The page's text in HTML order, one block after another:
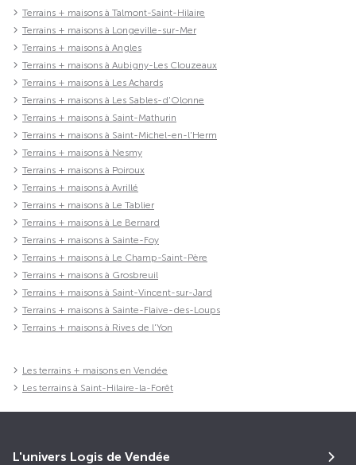
Terrains + maisons à Talmont-Saint-Hilaire
Terrains + maisons à Longeville-sur-Mer
Terrains + maisons à Angles
Terrains + maisons à Aubigny-Les Clouzeaux
Terrains + maisons à Les Achards
Terrains + maisons à Les Sables-d'Olonne
Terrains + maisons à Saint-Mathurin
Terrains + maisons à Saint-Michel-en-l'Herm
Terrains + maisons à Nesmy
Terrains + maisons à Poiroux
Terrains + maisons à Avrillé
Terrains + maisons à Le Tablier
Terrains + maisons à Le Bernard
Terrains + maisons à Sainte-Foy
Terrains + maisons à Le Champ-Saint-Père
Terrains + maisons à Grosbreuil
Terrains + maisons à Saint-Vincent-sur-Jard
Terrains + maisons à Sainte-Flaive-des-Loups
Terrains + maisons à Rives de l'Yon
Les terrains + maisons en Vendée
Les terrains à Saint-Hilaire-la-Forêt
L'univers Logis de Vendée